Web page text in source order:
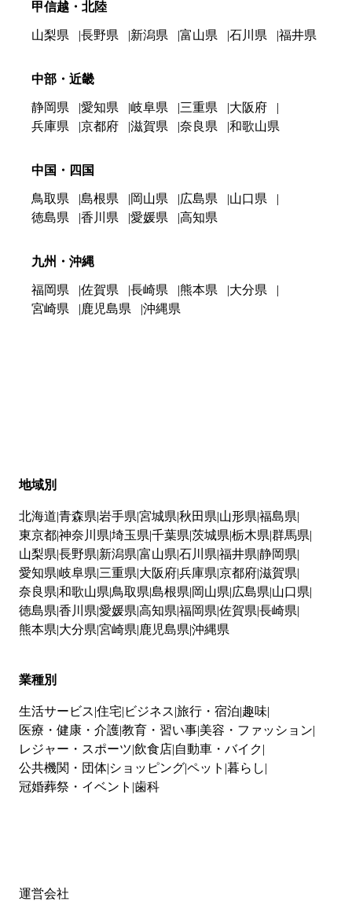
甲信越・北陸
山梨県 長野県 新潟県 富山県 石川県 福井県
中部・近畿
静岡県 愛知県 岐阜県 三重県
大阪府
兵庫県
京都府 滋賀県 奈良県 和歌山県
中国・四国
鳥取県 島根県 岡山県 広島県
山口県
徳島県
香川県 愛媛県 高知県
九州・沖縄
福岡県 佐賀県 長崎県 熊本県
大分県
宮崎県
鹿児島県 沖縄県
地域別
北海道 青森県 岩手県 宮城県 秋田県 山形県 福島県
東京都神奈川県 埼玉県 千葉県 茨城県 栃木県 群馬県
山梨県 長野県 新潟県 富山県 石川県 福井県 静岡県
愛知県 岐阜県 三重県 大阪府兵庫県 京都府滋賀県
奈良県 和歌山県 鳥取県 島根県 岡山県 広島県 山口県
徳島県 香川県 愛媛県 高知県 福岡県 佐賀県 長崎県
熊本県 大分県 宮崎県 鹿児島県 沖縄県
業種別
生活サービス 住宅 ビジネス 旅行・宿泊 趣味
医療・健康・介護教育・習い事 美容・ファッション
レジャー・スポーツ 飲食店 自動車・バイク
公共機関・団体 ショッピングペット 暮らし
冠婚葬祭・イベント 歯科
運営会社